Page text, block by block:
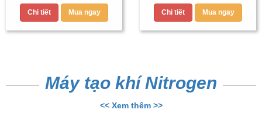
Chi tiết Mua ngay Chi tiết Mua ngay
Máy tạo khí Nitrogen
<< Xem thêm >>